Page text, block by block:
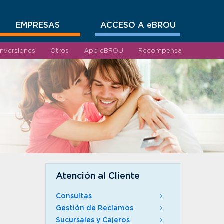
EMPRESAS ACCESO A eBROU
Inversiones Otros App eBROU Recompensa
Atención al Cliente
Consultas
Gestión de Reclamos
Sucursales y Cajeros